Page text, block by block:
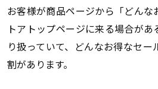
お客様が商品ページから「どんな
トアトップページに来る場合が
り扱っていて、どんなお得なセ
割があります。